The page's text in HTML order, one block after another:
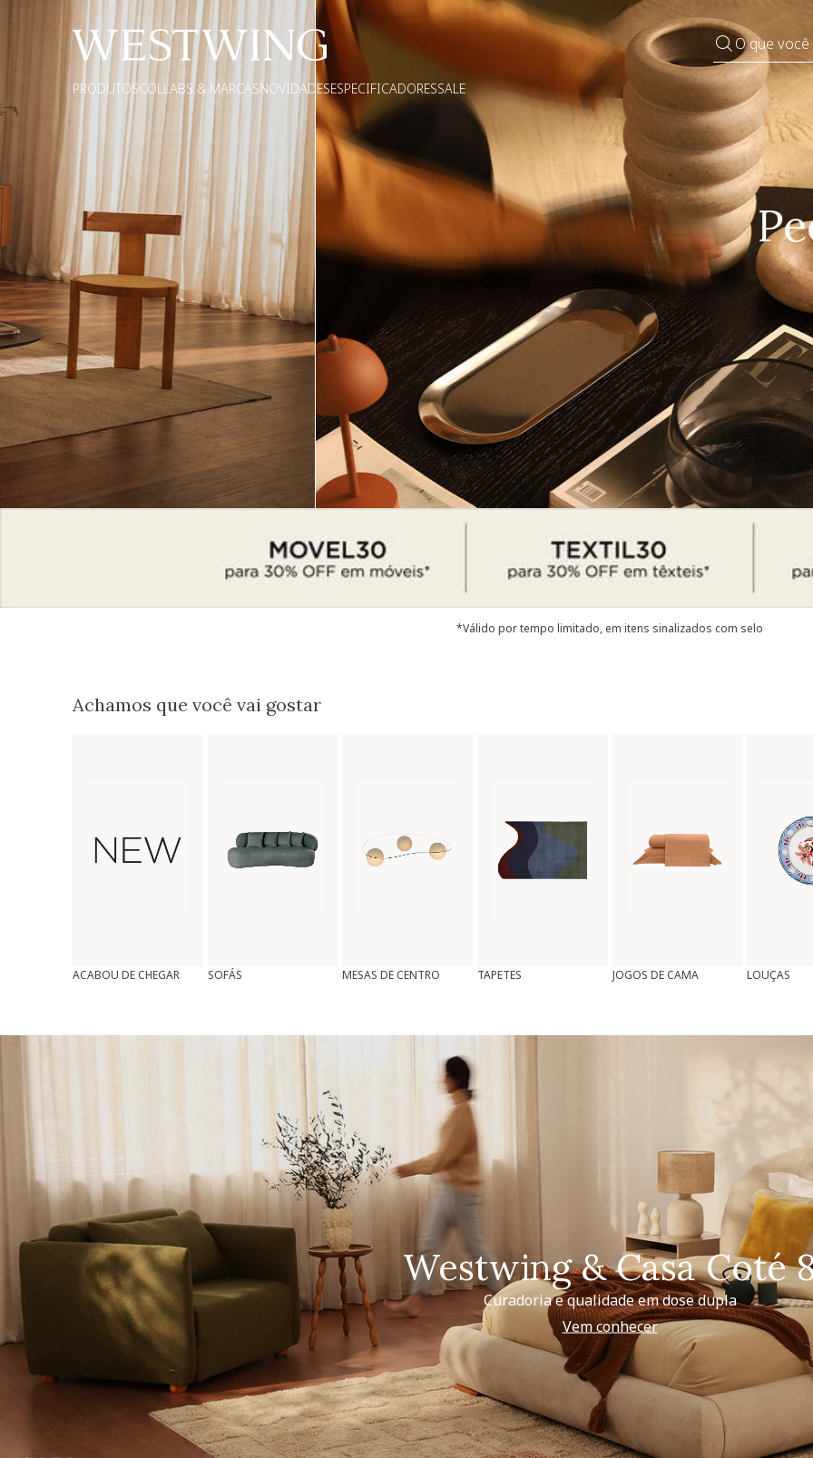
O que
PRODUTOSCOLLABS & MARCASNOVIDADESESPECIFICADORESSALE
Pequenos rituais
Grandes mudanças
Decorar
*Válido por tempo limitado, em itens sinalizados com selo
Achamos que você vai gostar
ACABOU DE CHEGAR SOFÁS MESAS DE CENTRO TAPETES JOGOS DE CAMA LOUÇAS
Westwing & Casa Coté
Curadoria e qualidade em dose dupla
Vem conhecer